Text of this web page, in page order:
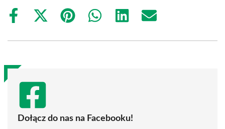
Share
Share
(Twitter)
Share
Share
Share
Share
Dołącz do nas na Facebooku!